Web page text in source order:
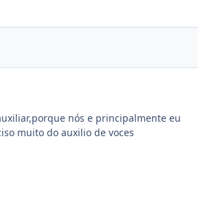
nós e principalmente eu
muito do auxilio de voces